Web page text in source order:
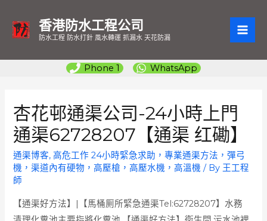
香港防水工程公司
防水工程 防水打針 風水轉運 抓漏水 天花防漏
Phone 1 WhatsApp
杏花邨通渠公司-24小時上門
通渠62728207【通渠 红磡】
通渠博客,高危工作 24小時緊急求助，專業通渠方法，彈弓
機，渠道內有硬物，高壓槍，高壓水機，高溫機 / By 王工程
師
【通渠好方法】|【馬桶厠所緊急通渠Tel:62728207】水務